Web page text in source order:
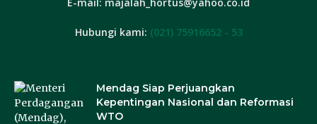
Hubungi kami: (021) 75916652 - 53
Mendag Siap Perjuangkan
Kepentingan Nasional dan Reformasi
WTO